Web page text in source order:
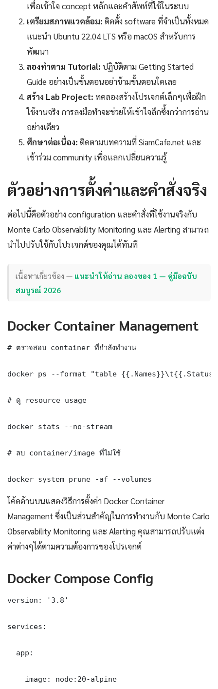
เพื่อเข้าใจ concept หลักและคำศัพท์ที่ใช้ในระบบ
เตรียมสภาพแวดล้อม: ติดตั้ง software ที่จำเป็นทั้งหมด
แนะนำ Ubuntu 22.04 LTS หรือ macOS สำหรับการ
พัฒนา
ลองทำตาม Tutorial: ปฏิบัติตาม Getting Started
Guide อย่างเป็นขั้นตอนอย่าข้ามขั้นตอนใดเลย
สร้าง Lab Project: ทดลองสร้างโปรเจกต์เล็กๆเพื่อฝึก
ใช้งานจริง การลงมือทำจะช่วยให้เข้าใจลึกซึ้งกว่าการอ่าน
อย่างเดียว
ศึกษาต่อเนื่อง: ติดตามบทความที่ SiamCafe.net และ
เข้าร่วม community เพื่อแลกเปลี่ยนความรู้
ตัวอย่างการตั้งค่าและคำสั่งจริง
ต่อไปนี้คือตัวอย่าง configuration และคำสั่งที่ใช้งานจริงกับ
Monte Carlo Observability Monitoring และ Alerting สามารถ
นำไปปรับใช้กับโปรเจกต์ของคุณได้ทันที
เนื้อหาเกี่ยวข้อง — แนะนำให้อ่าน ลองของ 1 — คู่มือฉบับ
สมบูรณ์ 2026
Docker Container Management
# ตรวจสอบ container ที่กำลังทำงาน
docker ps --format "table
# ดู resource usage
docker stats --no-stream
# ลบ container/image ที่ไม่ใช้
docker system prune -af --volumes
โค้ดด้านบนแสดงวิธีการตั้งค่า Docker Container
Management ซึ่งเป็นส่วนสำคัญในการทำงานกับ Monte Carlo
Observability Monitoring และ Alerting คุณสามารถปรับแต่ง
ค่าต่างๆได้ตามความต้องการของโปรเจกต์
Docker Compose Config
version: '3.8'
services:
  app:
    image: node:20-alpine